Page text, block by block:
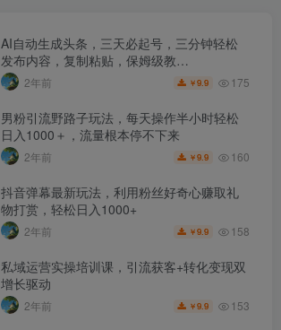
AI自动生成头条，三天必起号，三分钟轻松
发布内容，复制粘贴，保姆级教…
2年前 ￥9.9 175
男粉引流野路子玩法，每天操作半小时轻松
日入1000＋，流量根本停不下来
2年前 ￥9.9 160
抖音弹幕最新玩法，利用粉丝好奇心赚取礼
物打赏，轻松日入1000+
2年前 ￥9.9 158
私域运营实操培训课，引流获客+转化变现双
增长驱动
2年前 ￥9.9 153